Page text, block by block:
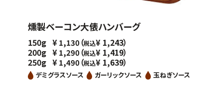
燻製ベーコン大俵ハンバーグ
150g ¥1,130（税込¥1,243）
200g ¥1,290（税込¥1,419）
250g ¥1,490（税込¥1,639）
デミグラスソース ガーリックソース 玉ねぎソース